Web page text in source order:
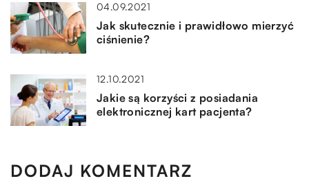
04.09.2021
Jak skutecznie i prawidłowo mierzyć
ciśnienie?
12.10.2021
Jakie są korzyści z posiadania
elektronicznej kart pacjenta?
DODAJ KOMENTARZ